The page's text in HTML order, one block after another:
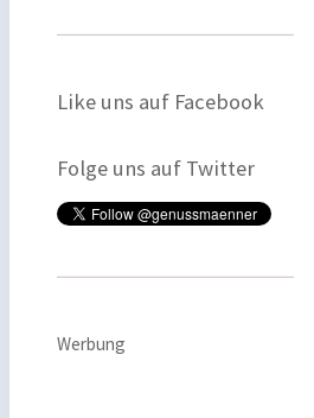
Like uns auf Facebook
Folge uns auf Twitter
Werbung